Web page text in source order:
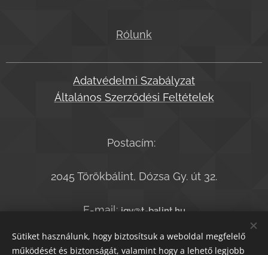
Rólunk
Adatvédelmi Szabályzat
Általános Szerződési Feltételek
Postacím:
2045 Törökbálint, Dózsa Gy. út 32.
E-mail: jgy@t-balint.hu
Telefonszám:+36-20-9364050
Sütiket használunk, hogy biztosítsuk a weboldal megfelelő
működését és biztonságát, valamint hogy a lehető legjobb